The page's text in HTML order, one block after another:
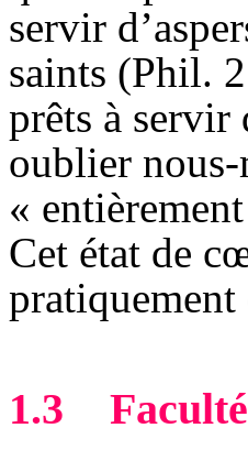
servir
saints (Phil.
prêts à servir
oublier nous-
«
Cet état de
pratiquement
1.3